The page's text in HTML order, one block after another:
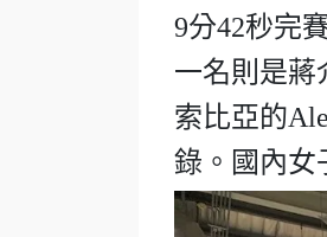
9分42秒完
一名則是蔣
索比亞的
錄。國內女